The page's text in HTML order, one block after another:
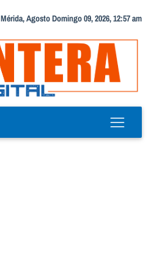
Mérida, Agosto Domingo 09, 2026, 12:57 am